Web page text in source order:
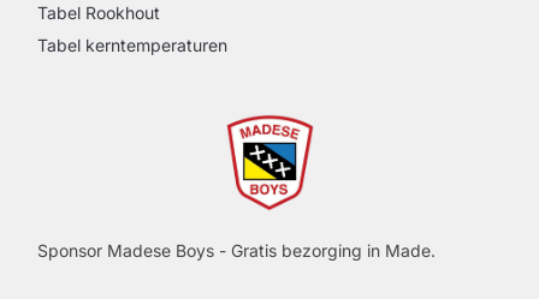
Tabel Rookhout
Tabel kerntemperaturen
Sponsor Madese Boys - Gratis bezorging in Made.